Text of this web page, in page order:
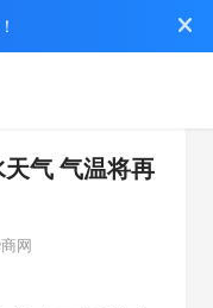
气 气温将再
网